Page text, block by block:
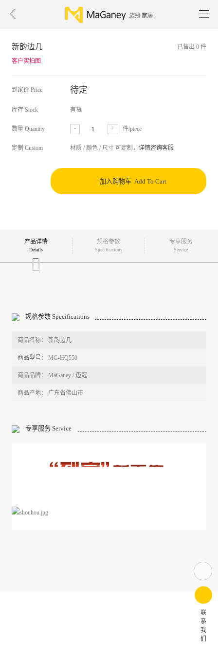
联
系
我
们
新韵边几
客户实拍图
已售出 0 件
到家价 Price 待定
库存 Stock 有货
数量 Quantity - + 件/piece
定制 Custom 材质 / 颜色 / 尺寸 可定制， 详情咨询客服
加入购物车 Add To Cart
产品详情
Details
规格参数
Specifications
专享服务
Service
规格参数 Specifications
商品名称： 新韵边几
商品型号： MG-HQ550
商品品牌： MaGaney / 迈冠
商品产地： 广东省佛山市
专享服务 Service